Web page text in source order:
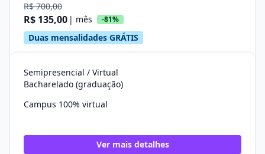
R$ 700,00
R$ 135,00 | mês -81%
Duas mensalidades GRÁTIS
Semipresencial / Virtual
Bacharelado (graduação)
Campus 100% virtual
Ver mais detalhes